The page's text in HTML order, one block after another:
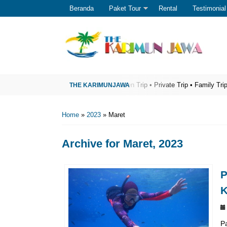
Beranda Paket Tour Rental Testimonial
Karimunjawa Terpercaya Open Trip • Private Trip • Family Trip •
Home » 2023 » Maret
Archive for Maret, 2023